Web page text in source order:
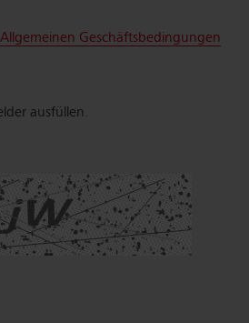
Allgemeinen Geschäftsbedingungen
ausfüllen.